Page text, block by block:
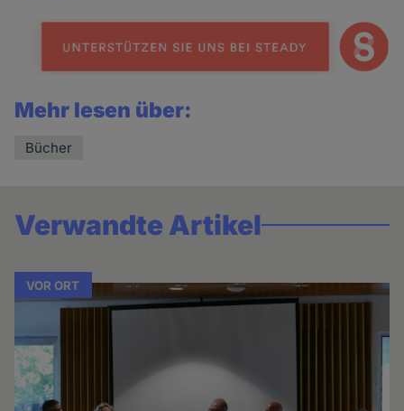
news
Mehr lesen über:
Bücher
Verwandte Artikel
VOR ORT